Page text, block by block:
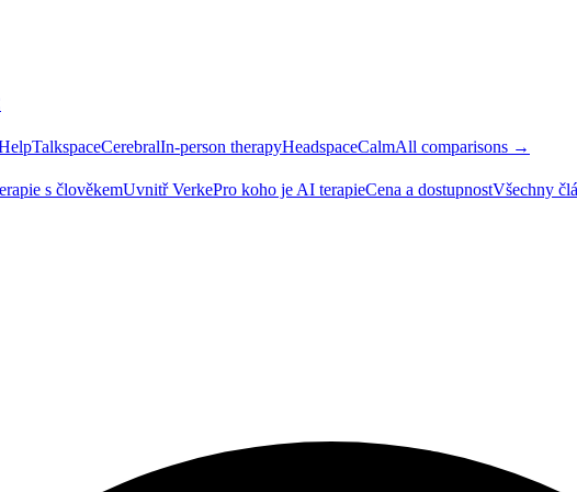
TalkspaceCerebralIn-person therapyHeadspaceCalmAll comparisons →
s člověkemUvnitř VerkePro koho je AI terapieCena a dostupnostVšechny